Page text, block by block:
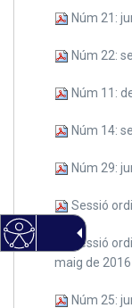
Núm 21:
Núm 22:
Núm 11:
Núm 14:
Núm 29:
Sessió
Sessió
maig de 2016
Núm 25: